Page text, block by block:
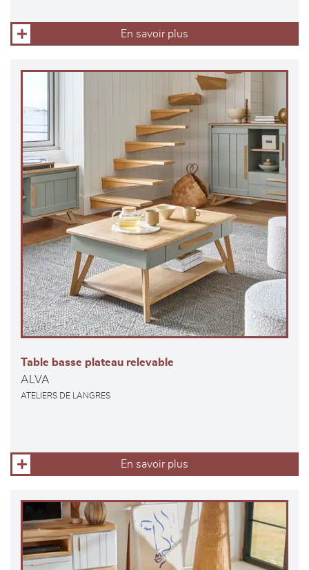
En savoir plus
Table basse plateau relevable
ALVA
ATELIERS DE LANGRES
En savoir plus